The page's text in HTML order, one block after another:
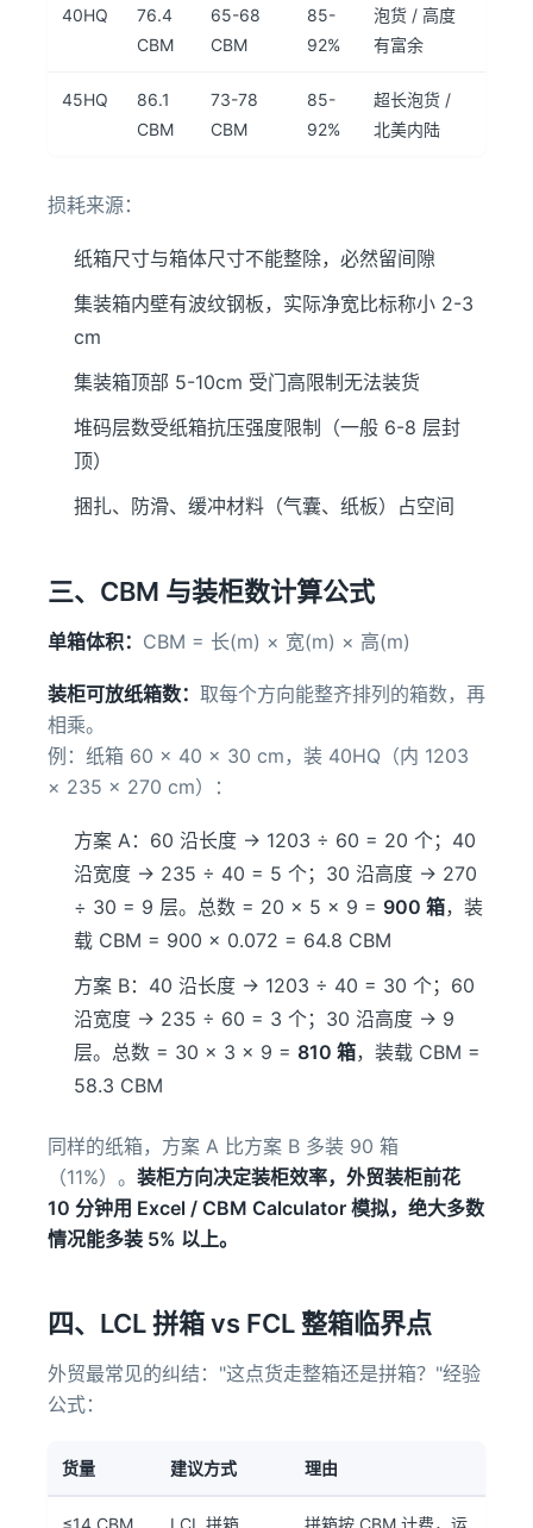
40HQ
76.4
CBM
65-68
CBM
85-
92%
泡货 / 高度
有富余
45HQ
86.1
CBM
73-78
CBM
85-
92%
超长泡货 /
北美内陆
损耗来源：
纸箱尺寸与箱体尺寸不能整除，必然留间隙
集装箱内壁有波纹钢板，实际净宽比标称小 2-3
cm
集装箱顶部 5-10cm 受门高限制无法装货
堆码层数受纸箱抗压强度限制（一般 6-8 层封
顶）
捆扎、防滑、缓冲材料（气囊、纸板）占空间
三、CBM 与装柜数计算公式
单箱体积： CBM = 长(m) × 宽(m) × 高(m)
装柜可放纸箱数： 取每个方向能整齐排列的箱数，再
相乘。
例：纸箱 60 × 40 × 30 cm，装 40HQ（内 1203
× 235 × 270 cm）：
方案 A：60 沿长度 → 1203 ÷ 60 = 20 个；40
沿宽度 → 235 ÷ 40 = 5 个；30 沿高度 → 270
÷ 30 = 9 层。总数 = 20 × 5 × 9 = 900 箱，装
载 CBM = 900 × 0.072 = 64.8 CBM
方案 B：40 沿长度 → 1203 ÷ 40 = 30 个；60
沿宽度 → 235 ÷ 60 = 3 个；30 沿高度 → 9
层。总数 = 30 × 3 × 9 = 810 箱，装载 CBM =
58.3 CBM
同样的纸箱，方案 A 比方案 B 多装 90 箱
（11%）。 装柜方向决定装柜效率，外贸装柜前花
10 分钟用 Excel / CBM Calculator 模拟，绝大多数
情况能多装 5% 以上。
四、LCL 拼箱 vs FCL 整箱临界点
外贸最常见的纠结："这点货走整箱还是拼箱？"经验
公式：
货量 建议方式 理由
≤14 CBM LCL 拼箱 拼箱按 CBM 计费，运